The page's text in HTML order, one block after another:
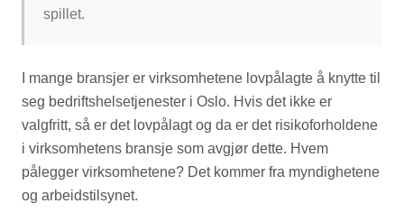
spillet.
I mange bransjer er virksomhetene lovpålagte å knytte til
seg bedriftshelsetjenester i Oslo. Hvis det ikke er
valgfritt, så er det lovpålagt og da er det risikoforholdene
i virksomhetens bransje som avgjør dette. Hvem
pålegger virksomhetene? Det kommer fra myndighetene
og arbeidstilsynet.